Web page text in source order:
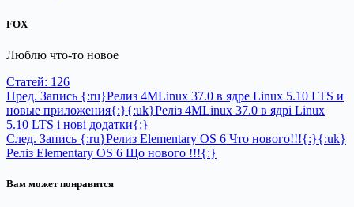
FOX
Люблю что-то новое
Статей: 126
Пред. Запись {:ru}Релиз 4MLinux 37.0 в ядре Linux 5.10 LTS и
новые приложения{:}{:uk}Реліз 4MLinux 37.0 в ядрі Linux
5.10 LTS і нові додатки{:}
След. Запись {:ru}Релиз Elementary OS 6 Что нового!!!{:}{:uk}
Реліз Elementary OS 6 Що нового !!!{:}
Вам может понравится